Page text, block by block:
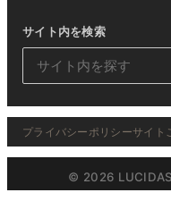
サイト内を検索
プライバシーポリシーサイト
© 2026